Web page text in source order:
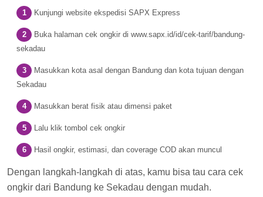
Kunjungi website ekspedisi SAPX Express
Buka halaman cek ongkir di www.sapx.id/id/cek-tarif/bandung-
sekadau
Masukkan kota asal dengan Bandung dan kota tujuan dengan
Sekadau
Masukkan berat fisik atau dimensi paket
Lalu klik tombol cek ongkir
Hasil ongkir, estimasi, dan coverage COD akan muncul
Dengan langkah-langkah di atas, kamu bisa tau cara cek
ongkir dari Bandung ke Sekadau dengan mudah.